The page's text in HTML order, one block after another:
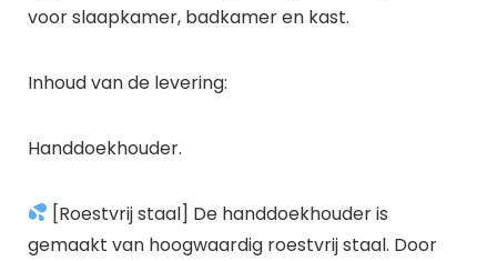
voor slaapkamer, badkamer en kast.
Inhoud van de levering:
Handdoekhouder.
[Roestvrij staal] De handdoekhouder is
gemaakt van hoogwaardig roestvrij staal. Door